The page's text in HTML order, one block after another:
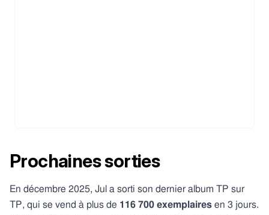
Prochaines sorties
En décembre 2025, Jul a sorti son dernier album TP sur
TP, qui se vend à plus de 116 700 exemplaires en 3 jours.